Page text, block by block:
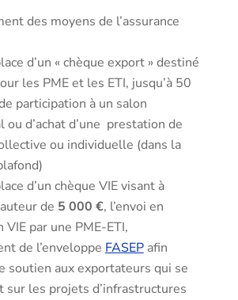
des moyens de l’assurance
d’un « chèque export » destiné
les PME et les ETI, jusqu’à 50
participation à un salon
ou d’achat d’une prestation de
ou individuelle (dans la
d’un chèque VIE visant à
de 5 000 €, l’envoi en
VIE par une PME-ETI,
de l’enveloppe FASEPafin
soutien aux exportateurs qui se
sur les projets d’infrastructures